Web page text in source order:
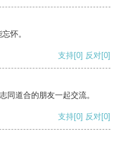
怀。
支持[0] 反对[0]
同道合的朋友一起交流。
支持[0] 反对[0]